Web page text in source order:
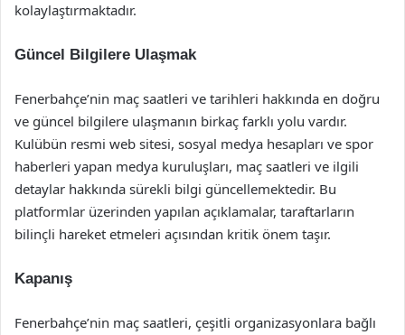
kolaylaştırmaktadır.
Güncel Bilgilere Ulaşmak
Fenerbahçe’nin maç saatleri ve tarihleri hakkında en doğru
ve güncel bilgilere ulaşmanın birkaç farklı yolu vardır.
Kulübün resmi web sitesi, sosyal medya hesapları ve spor
haberleri yapan medya kuruluşları, maç saatleri ve ilgili
detaylar hakkında sürekli bilgi güncellemektedir. Bu
platformlar üzerinden yapılan açıklamalar, taraftarların
bilinçli hareket etmeleri açısından kritik önem taşır.
Kapanış
Fenerbahçe’nin maç saatleri, çeşitli organizasyonlara bağlı